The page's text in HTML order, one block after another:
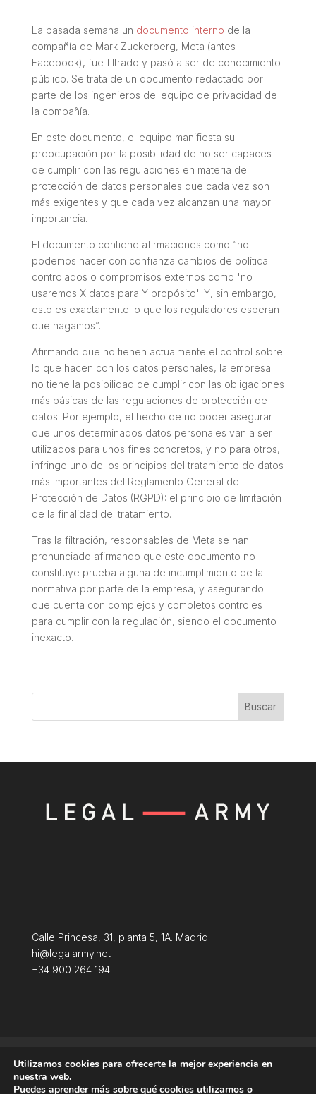
La pasada semana un documento interno de la
compañía de Mark Zuckerberg, Meta (antes
Facebook), fue filtrado y pasó a ser de conocimiento
público. Se trata de un documento redactado por
parte de los ingenieros del equipo de privacidad de
la compañía.
En este documento, el equipo manifiesta su
preocupación por la posibilidad de no ser capaces
de cumplir con las regulaciones en materia de
protección de datos personales que cada vez son
más exigentes y que cada vez alcanzan una mayor
importancia.
El documento contiene afirmaciones como “no
podemos hacer con confianza cambios de política
controlados o compromisos externos como 'no
usaremos X datos para Y propósito'. Y, sin embargo,
esto es exactamente lo que los reguladores esperan
que hagamos”.
Afirmando que no tienen actualmente el control sobre
lo que hacen con los datos personales, la empresa
no tiene la posibilidad de cumplir con las obligaciones
más básicas de las regulaciones de protección de
datos. Por ejemplo, el hecho de no poder asegurar
que unos determinados datos personales van a ser
utilizados para unos fines concretos, y no para otros,
infringe uno de los principios del tratamiento de datos
más importantes del Reglamento General de
Protección de Datos (RGPD): el principio de limitación
de la finalidad del tratamiento.
Tras la filtración, responsables de Meta se han
pronunciado afirmando que este documento no
constituye prueba alguna de incumplimiento de la
normativa por parte de la empresa, y asegurando
que cuenta con complejos y completos controles
para cumplir con la regulación, siendo el documento
inexacto.
Buscar
Calle Princesa, 31, planta 5, 1A. Madrid
hi@legalarmy.net
+34 900 264 194
Política de Cookies
Utilizamos cookies para ofrecerte la mejor experiencia en
nuestra web.
Puedes aprender más sobre qué cookies utilizamos o